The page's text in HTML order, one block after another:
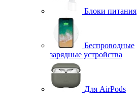
Блоки питания
Беспроводные
зарядные устройства
Для AirPods